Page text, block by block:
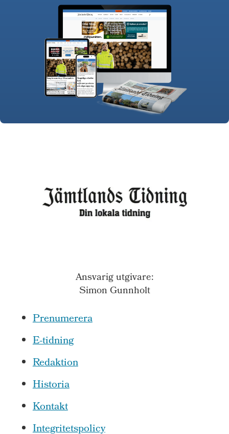
Ansvarig utgivare:
Simon Gunnholt
Prenumerera
E-tidning
Redaktion
Historia
Kontakt
Integritetspolicy